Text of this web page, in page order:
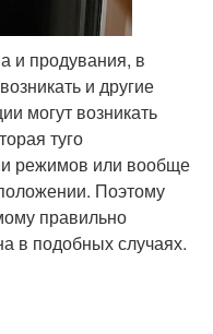
и продувания, в
и другие
могут возникать
туго
режимов или вообще
Поэтому
правильно
в подобных случаях.